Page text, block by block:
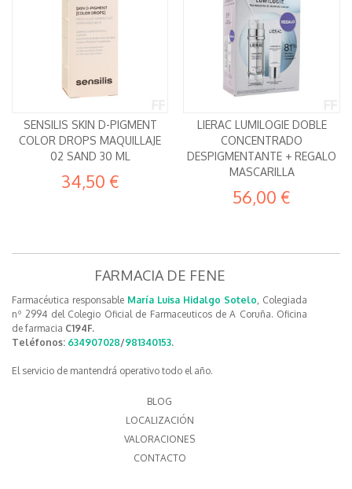
SENSILIS SKIN D-PIGMENT
COLOR DROPS MAQUILLAJE
02 SAND 30 ML
34,50 €
LIERAC LUMILOGIE DOBLE
CONCENTRADO
DESPIGMENTANTE + REGALO
MASCARILLA
56,00 €
FARMACIA DE FENE
Farmacéutica responsable María Luisa Hidalgo Sotelo, Colegiada
nº 2994 del Colegio Oficial de Farmaceuticos de A Coruña. Oficina
de farmacia C194F.
Teléfonos: 634907028/981340153.
El servicio de mantendrá operativo todo el año.
BLOG
LOCALIZACIÓN
VALORACIONES
CONTACTO